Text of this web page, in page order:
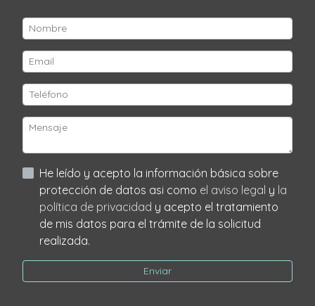
He leído y acepto la información básica sobre
protección de datos asi como el aviso legal y la
política de privacidad y acepto el tratamiento
de mis datos para el trámite de la solicitud
realizada.
Enviar